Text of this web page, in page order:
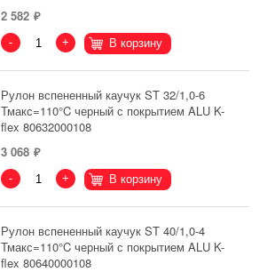
2 582
- + В корзину
Рулон вспененный каучук ST 32/1,0-6
Тмакс=110°C черный с покрытием ALU K-
flex 80632000108
3 068
- + В корзину
Рулон вспененный каучук ST 40/1,0-4
Тмакс=110°C черный с покрытием ALU K-
flex 80640000108